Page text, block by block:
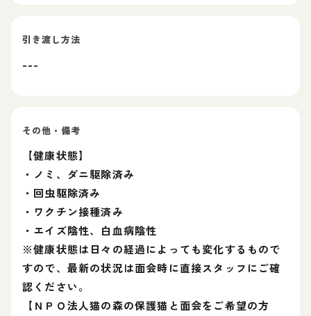
引き渡し方法
---
その他・備考
【健康状態】
・ノミ、ダニ駆除済み
・回虫駆除済み
・ワクチン接種済み
・エイズ陰性、白血病陰性
※健康状態は日々の経過によっても変化するもので
すので、最新の状況は面会時に直接スタッフにご確
認ください。
【ＮＰＯ法人猫の森の保護猫と面会をご希望の方